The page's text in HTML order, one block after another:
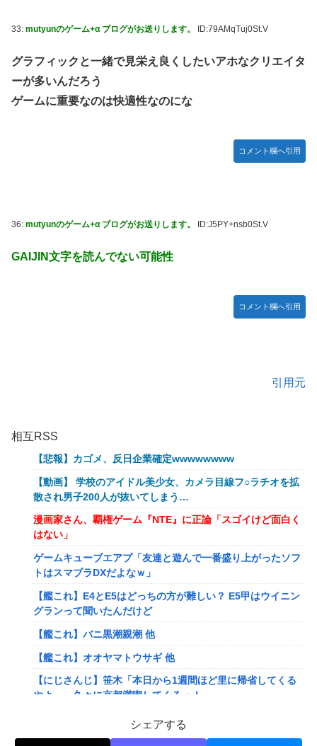
33: mutyunのゲーム+α ブログがお送りします。 ID:79AMqTuj0St.V
グラフィックと一緒で見栄え良くしたいアホなクリエイタ
ーが多いんだろう
ゲームに重要なのは快適性なのにな
コメント欄へ引用
36: mutyunのゲーム+α ブログがお送りします。 ID:J5PY+nsb0St.V
GAIJIN文字を読んでない可能性
コメント欄へ引用
引用元
相互RSS
【悲報】カゴメ、反日企業確定wwwwwwww
【動画】 学校のアイドル美少女、カメラ目線フ○ラチオを拡
散され男子200人が抜いてしまう…
漫画家さん、覇権ゲーム『NTE』に正論「スゴイけど面白く
はない」
ゲームキューブエアプ「友達と遊んで一番盛り上がったソフ
トはスマブラDXだよなｗ」
【艦これ】E4とE5はどっちの方が難しい？ E5甲はウイニン
グランって聞いたんだけど
【艦これ】バニ黒潮親潮 他
【艦これ】オオヤマトウサギ 他
【にじさんじ】笹木「本日から1週間ほど里に帰省してくる
やよ～。久々に京都満喫してくるっ！」
【にじさんじ】ののは、初の後輩コラボ！あゆゆとおはなし
「なかよくなれるかな？！」【8/7(金)20:00】
シェアする